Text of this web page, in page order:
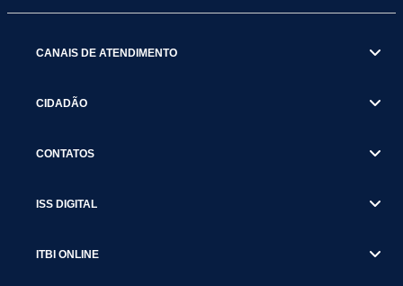
CANAIS DE ATENDIMENTO
CIDADÃO
CONTATOS
ISS DIGITAL
ITBI ONLINE